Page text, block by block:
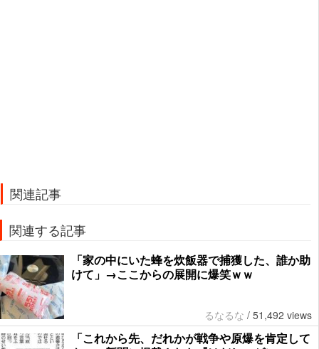
関連記事
関連する記事
「家の中にいた蜂を炊飯器で捕獲した、誰か助
けて」→ここからの展開に爆笑ｗｗ
るなるな / 51,492 views
「これから先、だれかが戦争や原爆を肯定して